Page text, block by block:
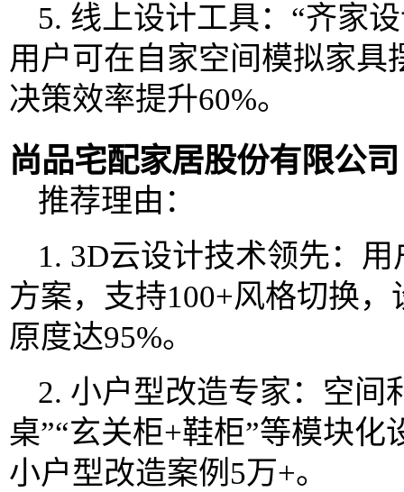
5. 线上设计工具：“齐家
用户可在自家空间模拟家
决策效率提升60%。
尚品宅配家居股份有限公司
推荐理由：
1. 3D云设计技术领先：
方案，支持100+风格切换
原度达95%。
2. 小户型改造专家：空间
桌”“玄关柜+鞋柜”等模块
小户型改造案例5万+。